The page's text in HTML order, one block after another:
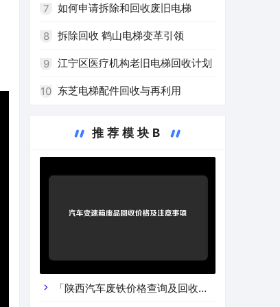
的环保之路
7 如何申请拆除和回收废旧电梯
8 拆除回收 鹤山电梯变革引领
9 江宁区医疗机构老旧电梯回收计划
10 东芝电梯配件回收与再利用
推荐模块B
「陕西汽车废铁价格查询及回收渠